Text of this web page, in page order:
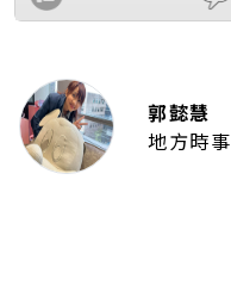
郭懿慧
地方時事